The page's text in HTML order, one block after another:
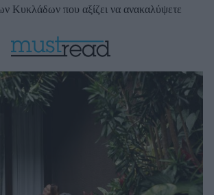
Κυκλάδων που αξίζει να ανακαλύψετε